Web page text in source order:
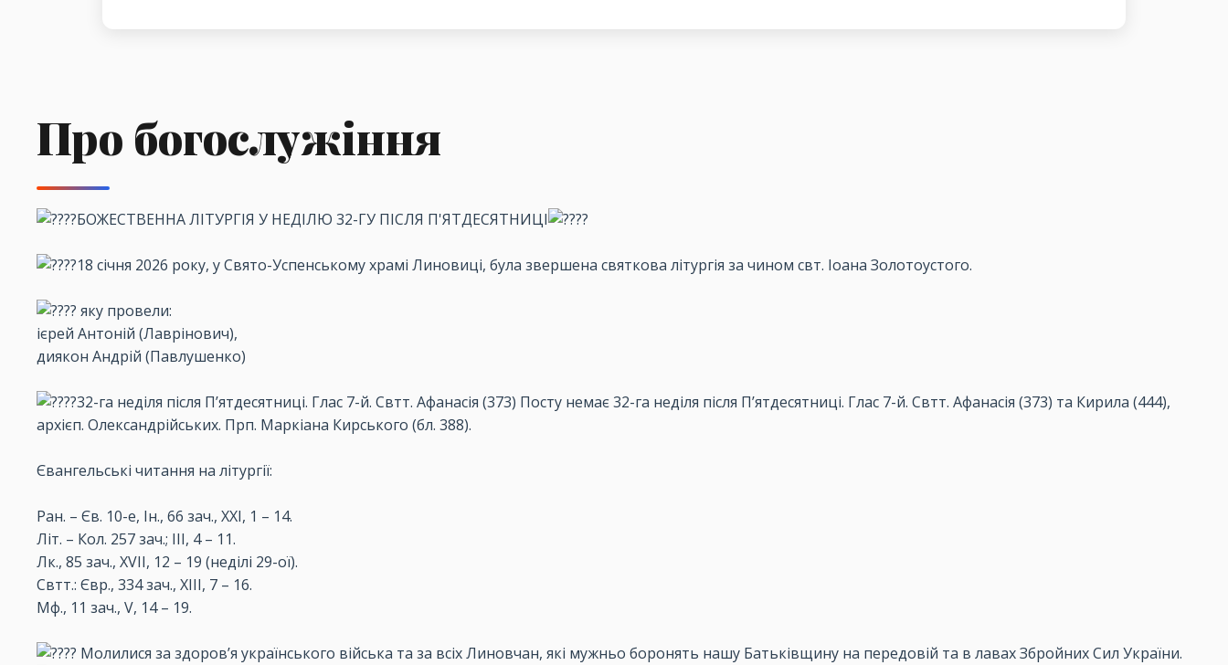
Про богослужіння
БОЖЕСТВЕННА ЛІТУРГІЯ У НЕДІЛЮ 32-ГУ ПІСЛЯ П'ЯТДЕСЯТНИЦІ
18 січня 2026 року, у Свято-Успенському храмі Линовиці, була звершена святкова літургія за чином свт. Іоана Золотоустого.
яку провели:
ієрей Антоній (Лаврінович),
диякон Андрій (Павлушенко)
32-га неділя після П’ятдесятниці. Глас 7-й. Свтт. Афанасія (373) Посту немає 32-га неділя після П’ятдесятниці. Глас 7-й. Свтт. Афанасія (373) та Кирила (444),
архієп. Олександрійських. Прп. Маркіана Кирського (бл. 388).
Євангельські читання на літургії:
Ран. – Єв. 10-е, Ін., 66 зач., XXI, 1 – 14.
Літ. – Кол. 257 зач.; III, 4 – 11.
Лк., 85 зач., XVII, 12 – 19 (неділі 29-ої).
Свтт.: Євр., 334 зач., XIII, 7 – 16.
Мф., 11 зач., V, 14 – 19.
Молилися за здоров’я українського війська та за всіх Линовчан, які мужньо боронять нашу Батьківщину на передовій та в лавах Збройних Сил України.